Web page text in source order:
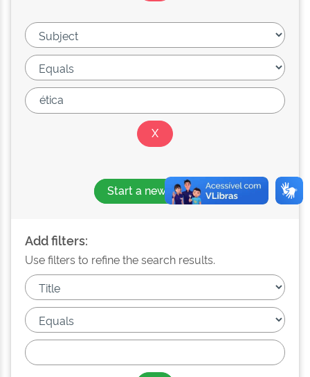
Start a new search
Add filters:
Use filters to refine the search results.